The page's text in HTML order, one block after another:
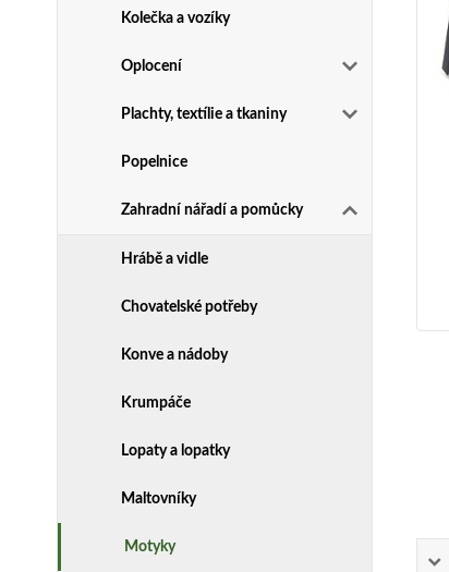
Kolečka a vozíky
Oplocení
Plachty, textílie a tkaniny
Popelnice
Zahradní nářadí a pomůcky
Hrábě a vidle
Chovatelské potřeby
Konve a nádoby
Krumpáče
Lopaty a lopatky
Maltovníky
Motyky